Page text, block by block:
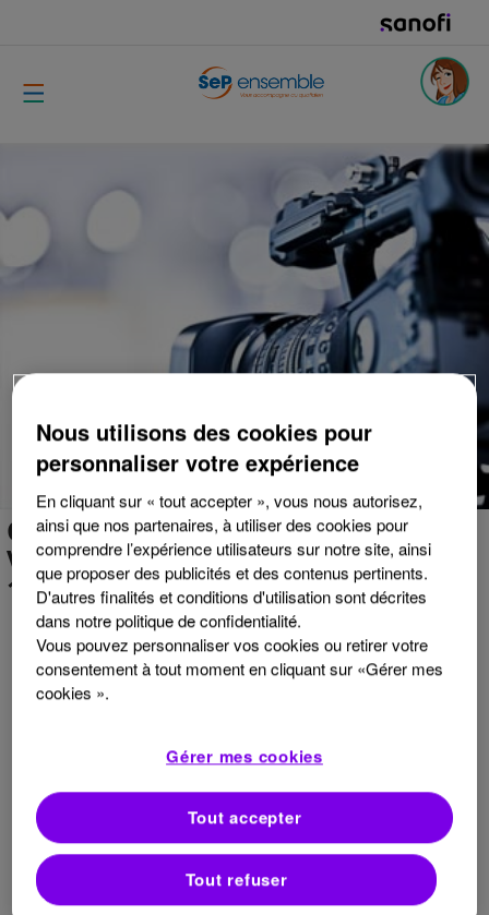
CHARLOTTE RÉPOND À
VOS QUESTIONS – VIDÉO
1
Voici la 1èrevidéo de Charlotte !
Ce mois-ci, Charlotte répond à Loraine de Fécamp qui se
des troubles cognitifs. À Sandrine qui aimerait des
précisions sur le caractère génétique et héréditaire de la
sclérose en plaques. À Gisèle qui se sent isolée et souffre de
solitude, et enfin un petit clin œil à Gilles des Pyrénées
Orientales qui a trouvé de l’aide et du réconfort dans son
livre « sclérose en plaques et talons aiguilles ».
Bon visionnage !
Nous utilisons des cookies pour
personnaliser votre expérience
En cliquant sur « tout accepter », vous nous autorisez,
ainsi que nos partenaires, à utiliser des cookies pour
comprendre l’expérience utilisateurs sur notre site, ainsi
que proposer des publicités et des contenus pertinents.
D'autres finalités et conditions d'utilisation sont décrites
dans notre politique de confidentialité.
Vous pouvez personnaliser vos cookies ou retirer votre
consentement à tout moment en cliquant sur «Gérer mes
cookies ».
Gérer mes cookies
Tout refuser
Tout accepter